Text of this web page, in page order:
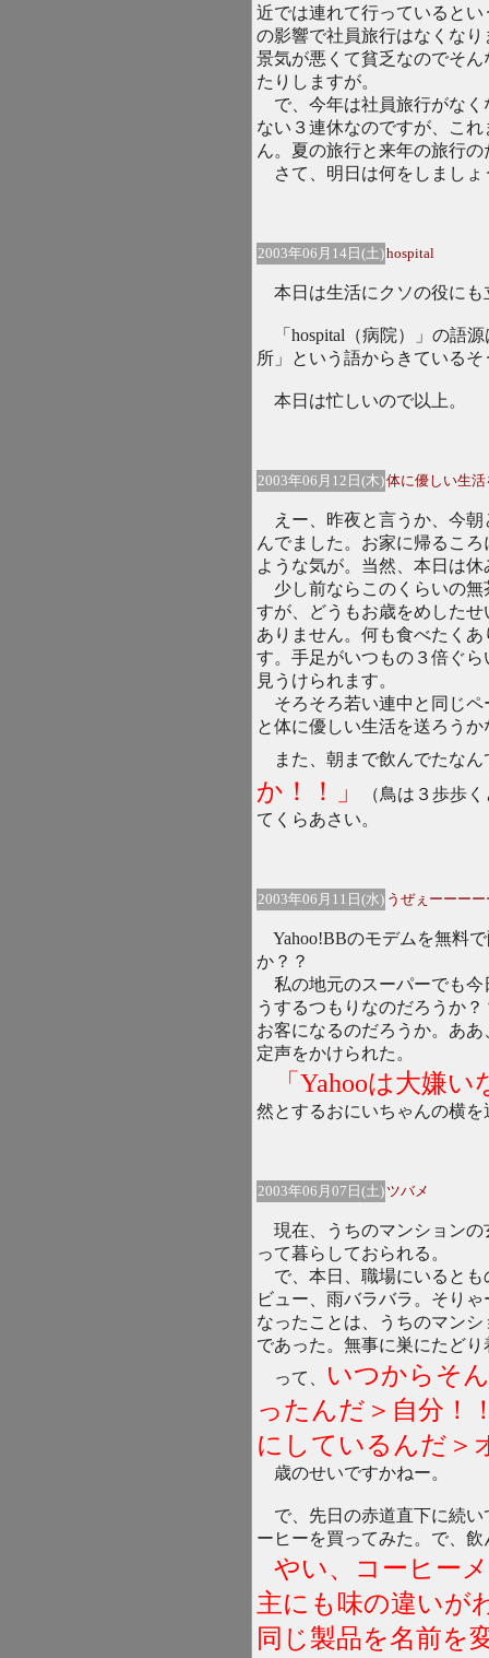
近では連れて行っていると
の影響で社員旅行はなくな
景気が悪くて貧乏なのでそ
たりしますが。
で、今年は社員旅行がなく
ない３連休なのですが、こ
ん。夏の旅行と来年の旅行
さて、明日は何をしましょ
2003年06月14日(土)hospital
本日は生活にクソの役にも
「hospital（病院）」の語
所」という語からきているそ
本日は忙しいので以上。
2003年06月12日(木)体に優しい生活
えー、昨夜と言うか、今朝
んでました。お家に帰るこ
ような気が。当然、本日は
少し前ならこのくらいの無
すが、どうもお歳をめした
ありません。何も食べたく
す。手足がいつもの３倍ぐ
見うけられます。
そろそろ若い連中と同じペ
と体に優しい生活を送ろう
また、朝まで飲んでたなん
か！！」
（鳥は３歩歩
てくらあさい。
2003年06月11日(水) うぜぇーーー
Yahoo!BBのモデムを無料
か？？
私の地元のスーパーでも今
うするつもりなのだろうか
お客になるのだろうか。あ
定声をかけられた。
「Yahooは大嫌
然とするおにいちゃんの横を
2003年06月07日(土) ツバメ
現在、うちのマンションの
って暮らしておられる。
で、本日、職場にいるとも
ビュー、雨バラバラ。そり
なったことは、うちのマン
であった。無事に巣にたど
って、
いつからそ
ったんだ＞自分
にしているんだ＞
歳のせいですかねー。
で、先日の赤道直下に続い
ーヒーを買ってみた。で、飲
やい、コーヒー
主にも味の違いが
同じ製品を名前を